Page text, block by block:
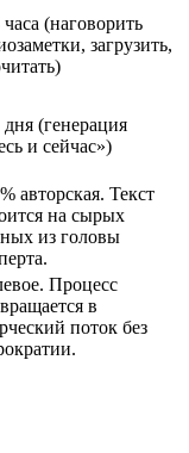
часа (наговорить
загрузить,
дня (генерация
и сейчас»)
авторская. Текст
на сырых
из головы
Процесс
в
поток без